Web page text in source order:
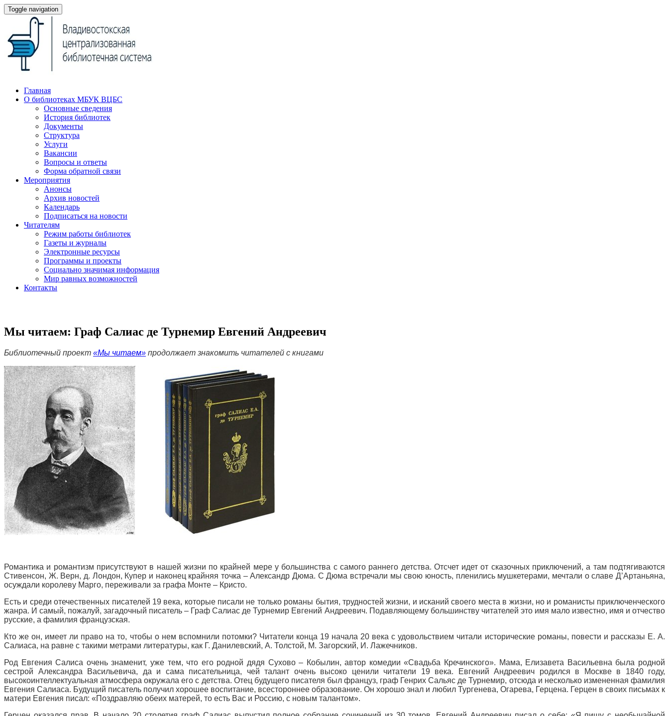
Toggle navigation
Главная
О библиотеках МБУК ВЦБС
Основные сведения
История библиотек
Документы
Структура
Услуги
Вакансии
Вопросы и ответы
Форма обратной связи
Мероприятия
Анонсы
Архив новостей
Календарь
Подписаться на новости
Читателям
Режим работы библиотек
Газеты и журналы
Электронные ресурсы
Программы и проекты
Социально значимая информация
Мир равных возможностей
Контакты
Мы читаем: Граф Салиас де Турнемир Евгений Андреевич
Библиотечный проект «Мы читаем» продолжает знакомить читателей с книгами
Романтика и романтизм присутствуют в нашей жизни по крайней мере у большинства с самого раннего детства. Отсчет идет от сказочных приключений, а там подтягиваются
Стивенсон, Ж. Верн, д. Лондон, Купер и наконец крайняя точка – Александр Дюма. С Дюма встречали мы свою юность, пленились мушкетерами, мечтали о славе Д’Артаньяна,
осуждали королеву Марго, переживали за графа Монте – Кристо.
Есть и среди отечественных писателей 19 века, которые писали не только романы бытия, трудностей жизни, и исканий своего места в жизни, но и романисты приключенческого
жанра. И самый, пожалуй, загадочный писатель – Граф Салиас де Турнемир Евгений Андреевич. Подавляющему большинству читателей это имя мало известно, имя и отчество
русские, а фамилия французская.
Кто же он, имеет ли право на то, чтобы о нем вспомнили потомки? Читатели конца 19 начала 20 века с удовольствием читали исторические романы, повести и рассказы Е. А.
Салиаса, на равне с такими метрами литературы, как Г. Данилевский, А. Толстой, М. Загорский, И. Лажечников.
Род Евгения Салиса очень знаменит, уже тем, что его родной дядя Сухово – Кобылин, автор комедии «Свадьба Кречинского». Мама, Елизавета Васильевна была родной
сестрой Александра Васильевича, да и сама писательница, чей талант очень высоко ценили читатели 19 века. Евгений Андреевич родился в Москве в 1840 году,
высокоинтеллектуальная атмосфера окружала его с детства. Отец будущего писателя был француз, граф Генрих Сальяс де Турнемир, отсюда и несколько измененная фамилия
Евгения Салиаса. Будущий писатель получил хорошее воспитание, всестороннее образование. Он хорошо знал и любил Тургенева, Огарева, Герцена. Герцен в своих письмах к
матери Евгения писал: «Поздравляю обеих матерей, то есть Вас и Россию, с новым талантом».